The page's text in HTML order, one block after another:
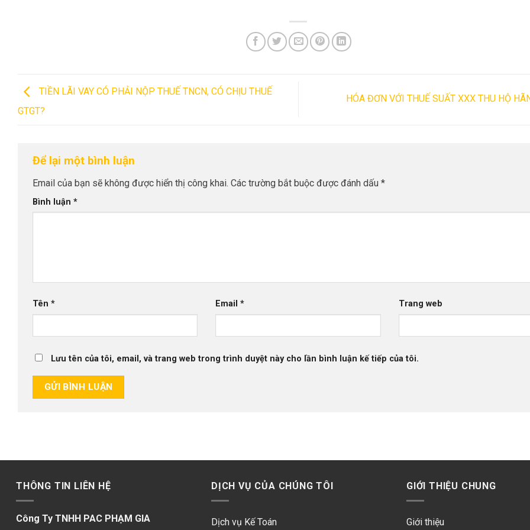
TIỀN LÃI VAY CÓ PHẢI NỘP THUẾ TNCN, CÓ CHỊU THUẾ
GTGT?
HÓA ĐƠN VỚI THUẾ SUẤT XXX THU HỘ
Để lại một bình luận
Email của bạn sẽ không được hiển thị công khai. Các trường bắt buộc được đánh dấu *
Bình luận *
Tên * Email* Trang web
Lưu tên của tôi, email, và trang web trong trình duyệt này cho lần bình luận kế tiếp của tôi.
THÔNG TIN LIÊN HỆ
Công Ty TNHH PAC PHẠM GIA
DỊCH VỤ CỦA CHÚNG TÔI
Dịch vụ Kế Toán
GIỚI THIỆU CHUNG
Giới thiệu